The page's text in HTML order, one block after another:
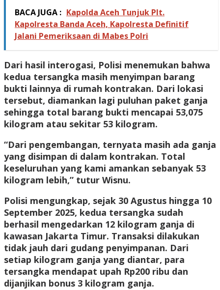
BACA JUGA : Kapolda Aceh Tunjuk Plt.
Kapolresta Banda Aceh, Kapolresta Definitif
Jalani Pemeriksaan di Mabes Polri
Dari hasil interogasi, Polisi menemukan bahwa
kedua tersangka masih menyimpan barang
bukti lainnya di rumah kontrakan. Dari lokasi
tersebut, diamankan lagi puluhan paket ganja
sehingga total barang bukti mencapai 53,075
kilogram atau sekitar 53 kilogram.
“Dari pengembangan, ternyata masih ada ganja
yang disimpan di dalam kontrakan. Total
keseluruhan yang kami amankan sebanyak 53
kilogram lebih,” tutur Wisnu.
Polisi mengungkap, sejak 30 Agustus hingga 10
September 2025, kedua tersangka sudah
berhasil mengedarkan 12 kilogram ganja di
kawasan Jakarta Timur. Transaksi dilakukan
tidak jauh dari gudang penyimpanan. Dari
setiap kilogram ganja yang diantar, para
tersangka mendapat upah Rp200 ribu dan
dijanjikan bonus 3 kilogram ganja.